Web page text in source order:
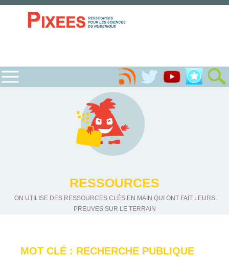
RESSOURCES
ON UTILISE DES RESSOURCES CLÉS EN MAIN QUI ONT FAIT LEURS
PREUVES SUR LE TERRAIN
MOT CLÉ : RECHERCHE PUBLIQUE